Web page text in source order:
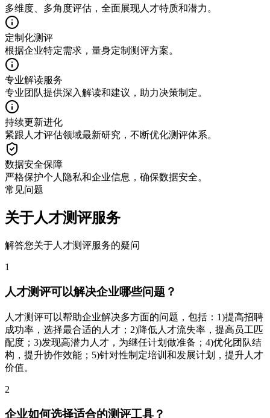
多维度、多角度评估，全面展现人才特质和潜力。
定制化测评
根据企业特定需求，量身定制测评方案。
专业解读服务
专业团队提供深入解读和建议，助力决策制定。
持续更新进化
紧跟人才评估领域最新研究，不断优化测评体系。
数据安全保障
严格保护个人隐私和企业信息，确保数据安全。
常见问题
关于人才测评服务
解答您关于人才测评服务的疑问
1
人才测评可以解决企业哪些问题？
人才测评可以帮助企业解决多方面的问题，包括：1)提高招聘
成功率，选择最合适的人才；2)降低人才流失率，提高员工匹
配度；3)发现高潜力人才，为继任计划做准备；4)优化团队结
构，提升协作效能；5)针对性制定培训和发展计划，提升人才
价值。
2
企业如何选择适合的测评工具？